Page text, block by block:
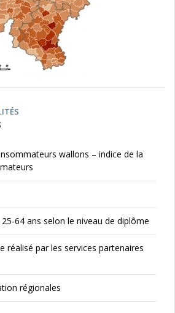
wallons – indice de la
64 ans selon le niveau de diplôme
réalisé par les services partenaires
régionales